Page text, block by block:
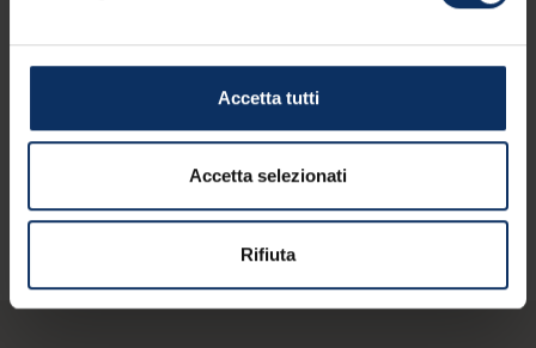
Accetta tutti
Accetta selezionati
Rifiuta